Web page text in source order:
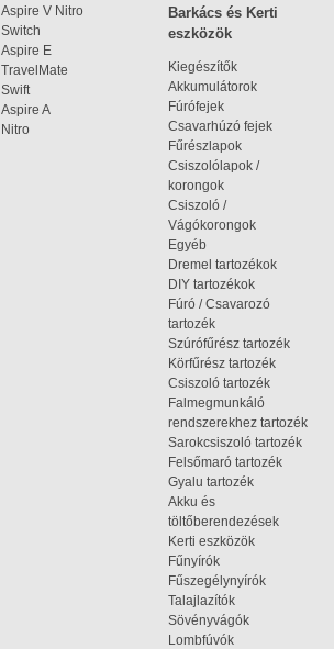
Aspire V Nitro
Switch
Aspire E
TravelMate
Swift
Aspire A
Nitro
Barkács és Kerti
eszközök
Kiegészítők
Akkumulátorok
Fúrófejek
Csavarhúzó fejek
Fűrészlapok
Csiszolólapok /
korongok
Csiszoló /
Vágókorongok
Egyéb
Dremel tartozékok
DIY tartozékok
Fúró / Csavarozó
tartozék
Szúrófűrész tartozék
Körfűrész tartozék
Csiszoló tartozék
Falmegmunkáló
rendszerekhez tartozék
Sarokcsiszoló tartozék
Felsőmaró tartozék
Gyalu tartozék
Akku és
töltőberendezések
Kerti eszközök
Fűnyírók
Fűszegélynyírók
Talajlazítók
Sövényvágók
Lombfúvók